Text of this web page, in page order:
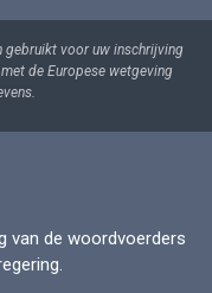
gebruikt voor uw inschrijving
de Europese wetgeving
van de woordvoerders